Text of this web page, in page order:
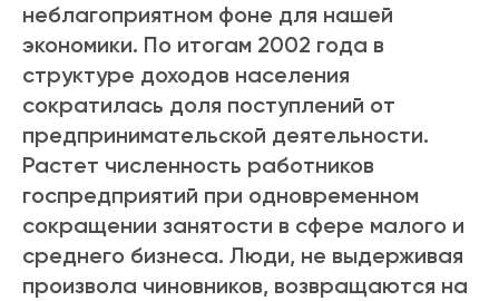
неблагоприятном фоне для нашей
экономики. По итогам 2002 года в
структуре доходов населения
сократилась доля поступлений от
предпринимательской деятельности.
Растет численность работников
госпредприятий при одновременном
сокращении занятости в сфере малого и
среднего бизнеса. Люди, не выдерживая
произвола чиновников, возвращаются на